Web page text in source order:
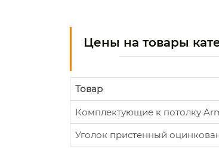
Цены на товары
Товар
Комплектующие к потолку
Уголок пристенный